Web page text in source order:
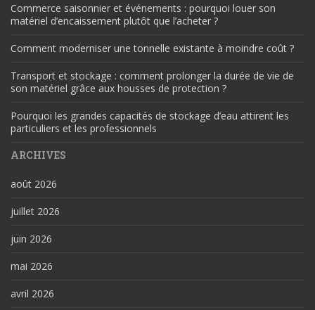
Commerce saisonnier et événements : pourquoi louer son
matériel d’encaissement plutôt que l’acheter ?
Comment moderniser une tonnelle existante à moindre coût ?
Transport et stockage : comment prolonger la durée de vie de
son matériel grâce aux housses de protection ?
Pourquoi les grandes capacités de stockage d’eau attirent les
particuliers et les professionnels
ARCHIVES
août 2026
juillet 2026
juin 2026
mai 2026
avril 2026